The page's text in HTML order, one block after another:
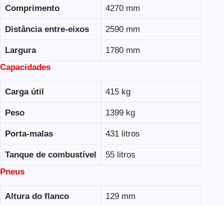
Comprimento 4270 mm
Distância entre-eixos 2590 mm
Largura
1780 mm
Capacidades
Carga útil 415 kg
Peso 1399 kg
Porta-malas 431 litros
Tanque de combustível
55 litros
Pneus
Altura do flanco 129 mm